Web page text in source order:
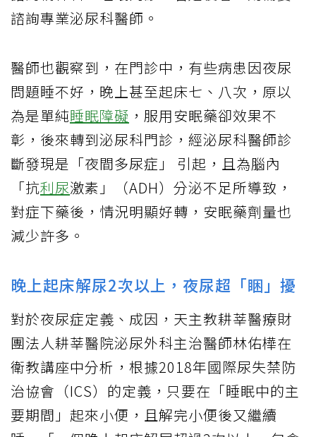
諮詢專業泌尿科醫師。
醫師也觀察到，在門診中，有些病患因夜尿
問題睡不好，晚上甚至起床七、八次，原以
為是單純睡眠障礙 ，服用安眠藥卻效果不
彰，後來轉到泌尿科門診，經泌尿科醫師診
斷發現是「夜間多尿症」 引起，且為腦內
「抗利尿激素」（ADH）分泌不足所導致，
對症下藥後，情況明顯好轉，安眠藥劑量也
減少許多。
晚上起床解尿2次以上，夜尿超「睏」擾
對於夜尿症定義、成因，天主教耕莘醫療財
團法人耕莘醫院泌尿外科主治醫師林佑樺在
衛教講座中分析，根據2018年國際尿失禁防
治協會（ICS）的定義，只要在「睡眠中的主
要期間」起來小便，且解完小便後又繼續